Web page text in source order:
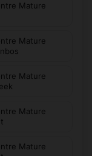
Mature
Mature
Mature
Mature
Mature